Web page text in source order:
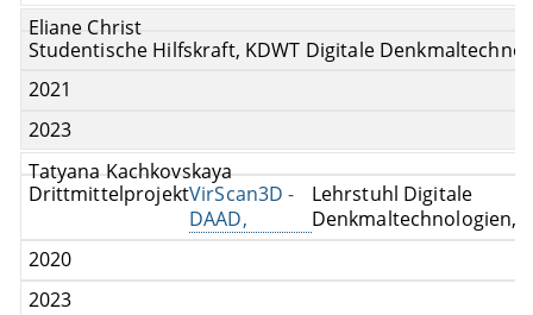
Eliane Christ
Studentische Hilfskraft, KDWT Digitale
2021
2023
Tatyana Kachkovskaya
DrittmittelprojektVirScan3D -
DAAD,
Lehrstuhl Digitale
Denkmaltechnologien,
2020
2023